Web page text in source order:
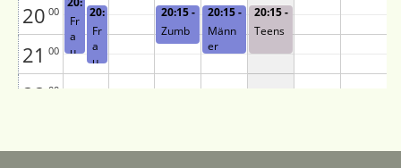
tufe
00 -
21:
30
Fr
a
u
20:
15 -
21:
45
Fr
a
u
e
20:15 -
21:15
Zumb
a
20:15 -
21:30
Männ
er
20:15 -
21:30
Teens
20 00
21 00
22 00